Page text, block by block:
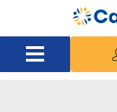
Salta al contingut